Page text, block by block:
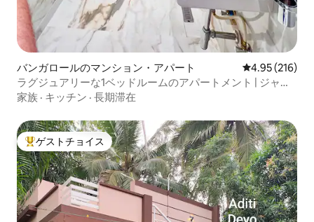
バンガロールのマンション・アパート レビュー216
4.95 (216)
ラグジュアリーな1ベッドルームのアパートメント | ジャグ
ジー | エアコン
家族 · キッチン · 長期滞在
大好評のゲストチョイスです。
ゲストチョイス